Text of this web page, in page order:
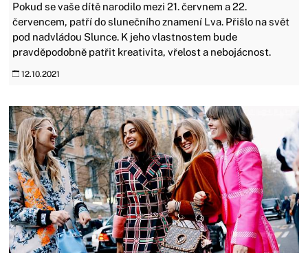
Pokud se vaše dítě narodilo mezi 21. červnem a 22.
červencem, patří do slunečního znamení Lva. Přišlo na svět
pod nadvládou Slunce. K jeho vlastnostem bude
pravděpodobně patřit kreativita, vřelost a nebojácnost.
12.10.2021